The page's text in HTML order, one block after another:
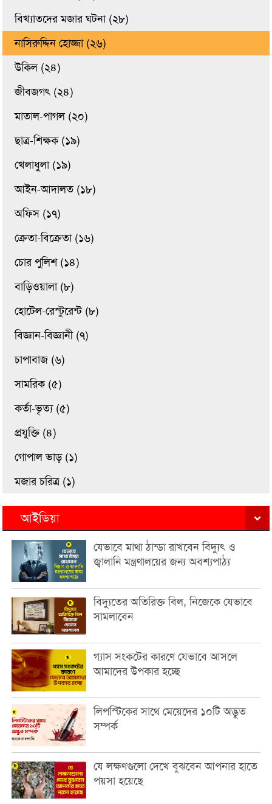
বিখ্যাতদের মজার ঘটনা (২৮)
নাসিরুদ্দিন হোজ্জা (২৬)
উকিল (২৪)
জীবজগৎ (২৪)
মাতাল-পাগল (২০)
ছাত্র-শিক্ষক (১৯)
খেলাধুলা (১৯)
আইন-আদালত (১৮)
অফিস (১৭)
ক্রেতা-বিক্রেতা (১৬)
চোর পুলিশ (১৪)
বাড়িওয়ালা (৮)
হোটেল-রেস্টুরেন্ট (৮)
বিজ্ঞান-বিজ্ঞানী (৭)
চাপাবাজ (৬)
সামরিক (৫)
কর্তা-ভৃত্য (৫)
প্রযুক্তি (৪)
গোপাল ভাড় (১)
মজার চরিত্র (১)
আইডিয়া
যেভাবে মাথা ঠান্ডা রাখবেন বিদ্যুৎ ও
জ্বালানি মন্ত্রণালয়ের জন্য অবশ্যপাঠ্য
বিদ্যুতের অতিরিক্ত বিল, নিজেকে যেভাবে
সামলাবেন
গ্যাস সংকটের কারণে যেভাবে আসলে
আমাদের উপকার হচ্ছে
লিপস্টিকের সাথে মেয়েদের ১০টি অদ্ভুত
সম্পর্ক
যে লক্ষণগুলো দেখে বুঝবেন আপনার হাতে
পয়সা হয়েছে